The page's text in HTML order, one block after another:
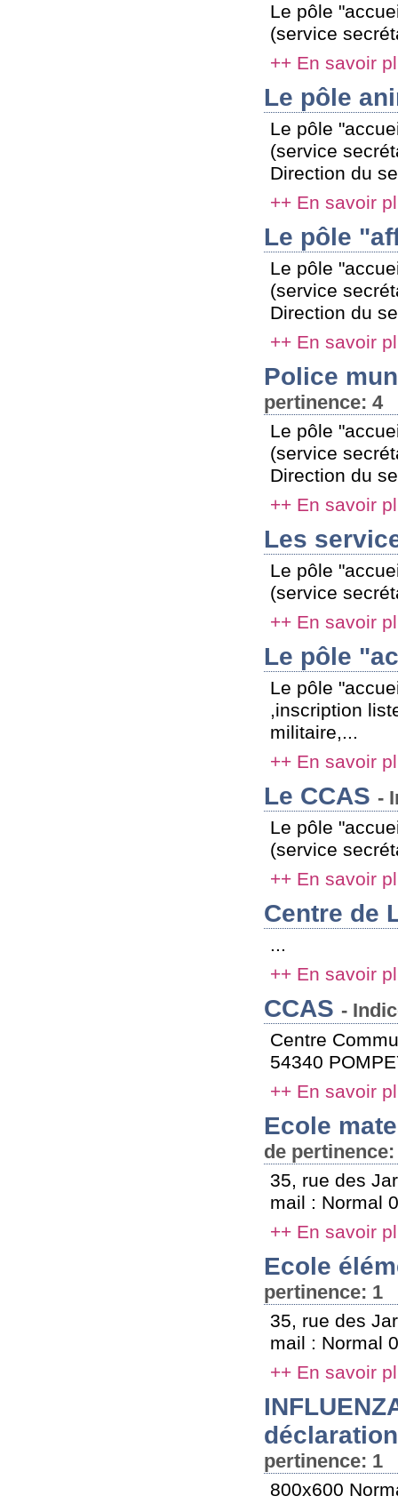
Le pôle
(service
++ En savoir
Le pôle
Le pôle
(service
Direction du
++ En savoir
Le pôle
Le pôle
(service
Direction du
++ En savoir
Police
pertinence: 4
Le pôle
(service
Direction du
++ En savoir
Les
Le pôle
(service
++ En savoir
Le pôle
Le pôle
,inscription
militaire,...
++ En savoir
Le CCAS -
Le pôle
(service
++ En savoir
Centre de
...
++ En savoir
CCAS -
Centre
54340
++ En savoir
Ecole
de pertinence:
35, rue des
mail : Normal
++ En savoir
Ecole
pertinence: 1
35, rue des
mail : Normal
++ En savoir
pertinence: 1
800x600